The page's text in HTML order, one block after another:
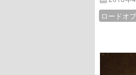
ロードオ